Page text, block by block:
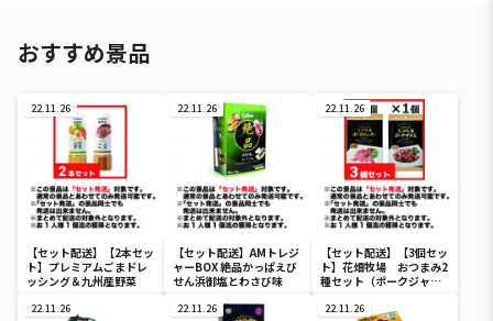
おすすめ景品
22.11.26
【セット配送】【2本セッ
ト】プレミアムごまドレ
ッシング＆九州産野菜
22.11.26
【セット配送】AMトレジ
ャーBOX 絶品かっぱえび
せん浜御塩とわさび味
22.11.26
【セット配送】【3個セッ
ト】花畑牧場 おつまみ2
種セット（ポークジャー
個）
22.11.26 22.11.26 22.11.26